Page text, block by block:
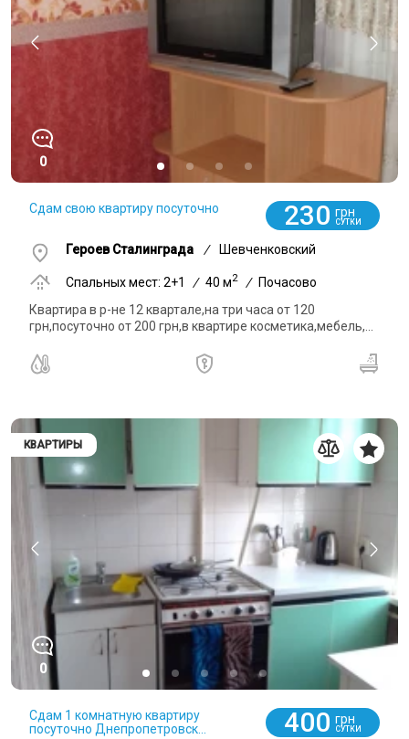
0
Сдам свою квартиру посуточно 230 грн
СУТКИ
Героев Сталинграда / Шевченковский
Спальных мест: 2+1 / 40 м2 / Почасово
Квартира в р-не 12 квартале,на три часа от 120
грн,посуточно от 200 грн,в квартире косметика,мебель,...
КВАРТИРЫ
0
Сдам 1 комнатную квартиру
посуточно Днепропетровск...
400 грн
СУТКИ